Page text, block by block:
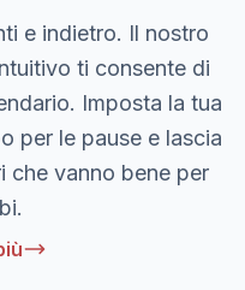
e indietro. Il nostro
ti consente di
Imposta la tua
per le pause e lascia
che vanno bene per